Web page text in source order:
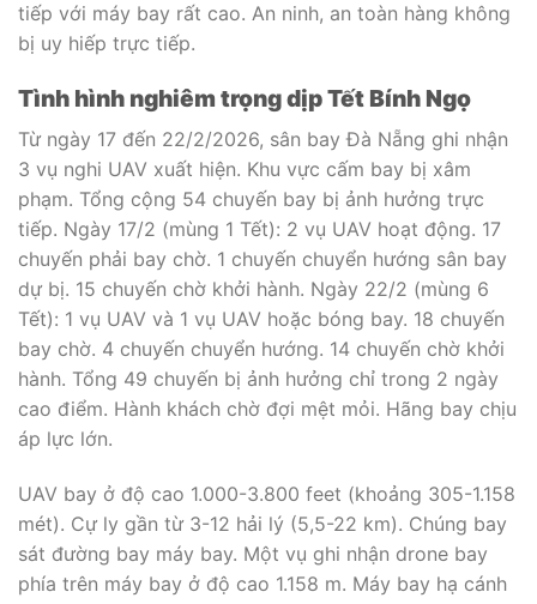
tiếp với máy bay rất cao. An ninh, an toàn hàng không
bị uy hiếp trực tiếp.
Tình hình nghiêm trọng dịp Tết Bính Ngọ
Từ ngày 17 đến 22/2/2026, sân bay Đà Nẵng ghi nhận
3 vụ nghi UAV xuất hiện. Khu vực cấm bay bị xâm
phạm. Tổng cộng 54 chuyến bay bị ảnh hưởng trực
tiếp. Ngày 17/2 (mùng 1 Tết): 2 vụ UAV hoạt động. 17
chuyến phải bay chờ. 1 chuyến chuyển hướng sân bay
dự bị. 15 chuyến chờ khởi hành. Ngày 22/2 (mùng 6
Tết): 1 vụ UAV và 1 vụ UAV hoặc bóng bay. 18 chuyến
bay chờ. 4 chuyến chuyển hướng. 14 chuyến chờ khởi
hành. Tổng 49 chuyến bị ảnh hưởng chỉ trong 2 ngày
cao điểm. Hành khách chờ đợi mệt mỏi. Hãng bay chịu
áp lực lớn.
UAV bay ở độ cao 1.000-3.800 feet (khoảng 305-1.158
mét). Cự ly gần từ 3-12 hải lý (5,5-22 km). Chúng bay
sát đường bay máy bay. Một vụ ghi nhận drone bay
phía trên máy bay ở độ cao 1.158 m. Máy bay hạ cánh